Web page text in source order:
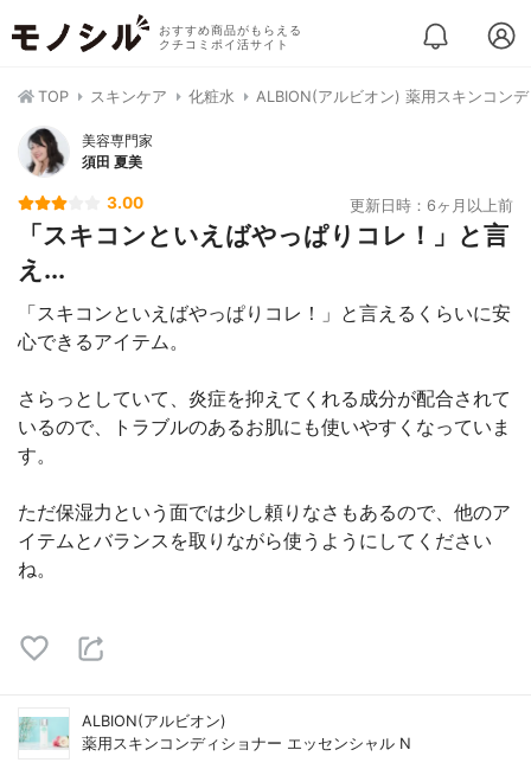
おすすめ商品がもらえる
クチコミポイ活サイト
TOP スキンケア 化粧水 ALBION(アルビオン) 薬用スキンコン
美容専門家
須田 夏美
3.00 更新日時：6ヶ月以上前
「スキコンといえばやっぱりコレ！」と言
え...
「スキコンといえばやっぱりコレ！」と言えるくらいに安
心できるアイテム。
さらっとしていて、炎症を抑えてくれる成分が配合されて
いるので、トラブルのあるお肌にも使いやすくなっていま
す。
ただ保湿力という面では少し頼りなさもあるので、他のア
イテムとバランスを取りながら使うようにしてください
ね。
ALBION(アルビオン)
薬用スキンコンディショナー エッセンシャル N